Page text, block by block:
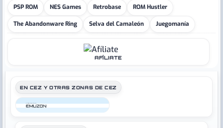
PSP ROM NES Games Retrobase ROM Hustler
The Abandonware Ring Selva del Camaleón Juegomanía
AFÍLIATE
EN CEZ Y OTRAS ZONAS DE CEZ
COMPUTER